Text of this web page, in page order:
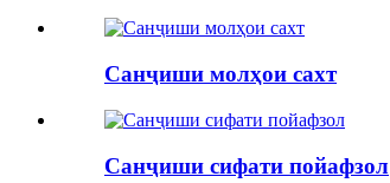
Санҷиши молҳои сахт
Санҷиши сифати пойафзол